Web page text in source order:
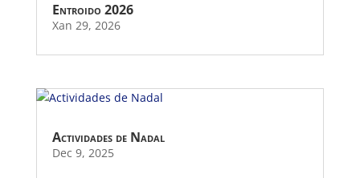
Entroido 2026
Xan 29, 2026
Actividades de Nadal
Dec 9, 2025